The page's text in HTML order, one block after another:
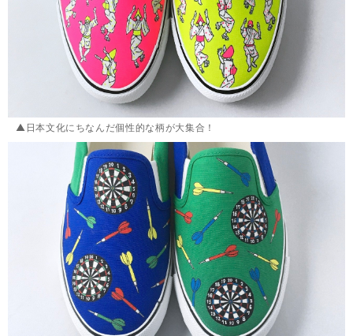
▲日本文化にちなんだ個性的な柄が大集合！